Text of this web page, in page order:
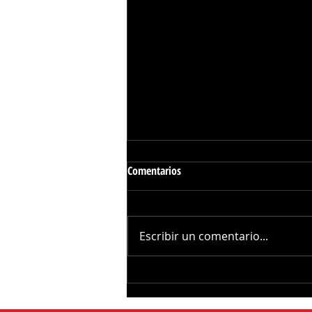
Envenen4miento Masivo de
Comentarios
Escribir un comentario...